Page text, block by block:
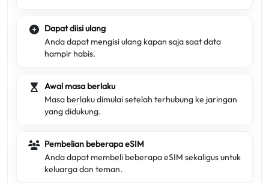
Dapat diisi ulang
Anda dapat mengisi ulang kapan saja saat data
hampir habis.
Awal masa berlaku
Masa berlaku dimulai setelah terhubung ke jaringan
yang didukung.
Pembelian beberapa eSIM
Anda dapat membeli beberapa eSIM sekaligus untuk
keluarga dan teman.